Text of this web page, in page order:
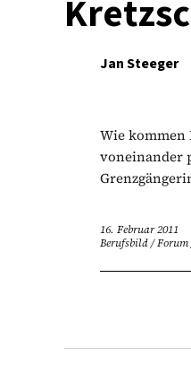
Jan Steeger
Wie kommen
voneinander
16. Februar 2011
Berufsbild/Forum